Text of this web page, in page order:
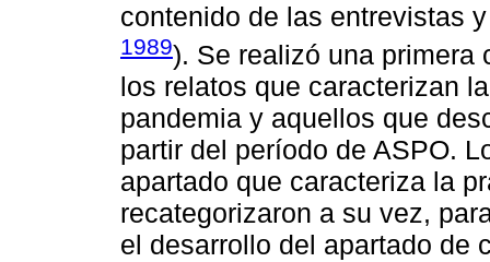
contenido de las entrevistas
1989). Se realizó una primera
los relatos que caracterizan
pandemia y aquellos que
partir del período de ASPO.
apartado que caracteriza la
recategorizaron a su vez,
el desarrollo del apartado de